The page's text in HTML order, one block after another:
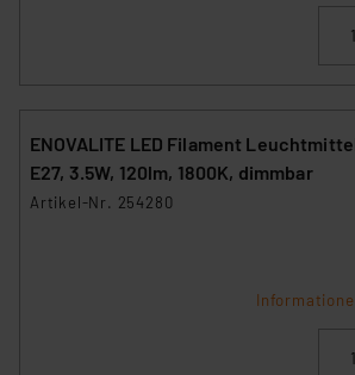
ENOVALITE LED Filament
E27, 3.5W, 120lm, 1800K, dimmbar
Artikel-Nr. 254280